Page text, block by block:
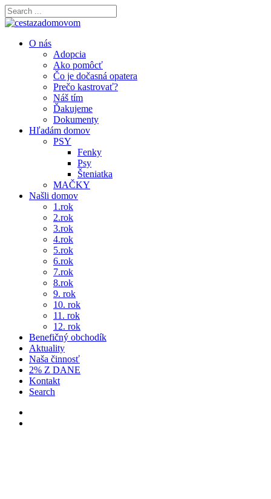
O nás
Adopcia
Ako pomôcť
Čo je dočasná opatera
Prečo kastrovať?
Náš tím
Ďakujeme
Dokumenty
Hľadám domov
PSY
Fenky
Psy
Šteniatka
MAČKY
Našli domov
1.rok
2.rok
3.rok
4.rok
5.rok
6.rok
7.rok
8.rok
9. rok
10. rok
11. rok
12. rok
Benefičný obchodík
Aktuality
Naša činnosť
2% Z DANE
Kontakt
Search